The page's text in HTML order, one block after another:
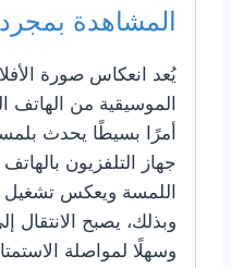
المشاهدة
يُعد انعكاس صورة
الموسيقية من الهاتف
أمرًا بسيطًا يحدث
جهاز التلفزيون
اللمسة ويعكس تشغيل
وبذلك، يصبح الانتقال
وسهلًا لمواصلة